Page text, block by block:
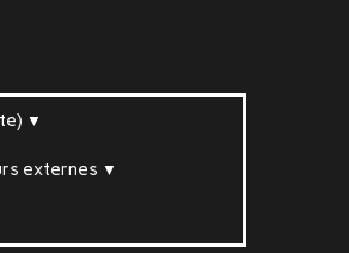
▼
externes ▼